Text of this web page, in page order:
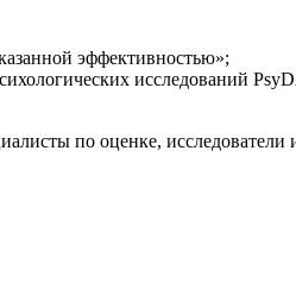
эффективностью»;
исследований
по оценке, исследователи